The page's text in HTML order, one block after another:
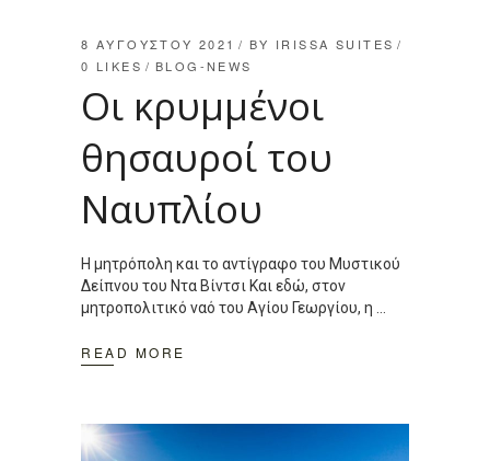
8 ΑΥΓΟΎΣΤΟΥ 2021 BY IRISSA SUITES
0 LIKES BLOG-NEWS
Οι κρυμμένοι
θησαυροί του
Ναυπλίου
H μητρόπολη και το αντίγραφο του Μυστικού
Δείπνου του Ντα Βίντσι Και εδώ, στον
μητροπολιτικό ναό του Αγίου Γεωργίου, η
READ MORE